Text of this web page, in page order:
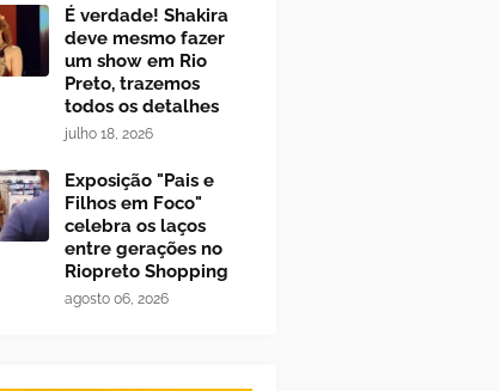
É verdade! Shakira
deve mesmo fazer
um show em Rio
Preto, trazemos
todos os detalhes
julho 18, 2026
Exposição "Pais e
Filhos em Foco"
celebra os laços
entre gerações no
Riopreto Shopping
agosto 06, 2026